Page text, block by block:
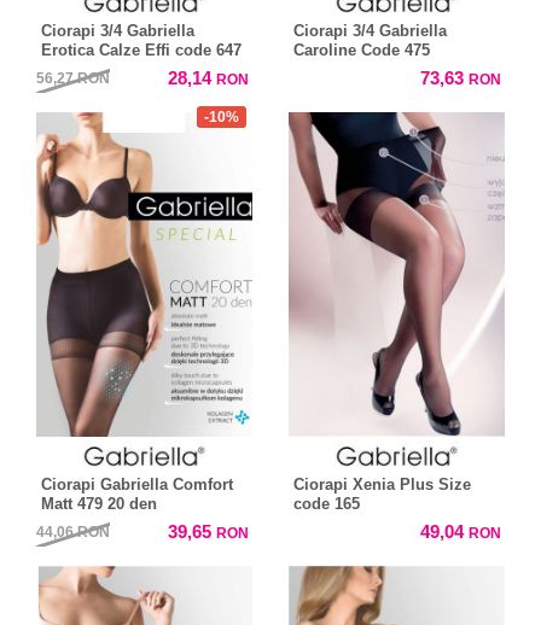
Ciorapi 3/4 Gabriella
Erotica Calze Effi code 647
56,27RON 28,14 RON
Ciorapi 3/4 Gabriella
Caroline Code 475
73,63 RON
-10%
Ciorapi Gabriella Comfort
Matt 479 20 den
44,06RON 39,65 RON
Ciorapi Xenia Plus Size
code 165
49,04 RON